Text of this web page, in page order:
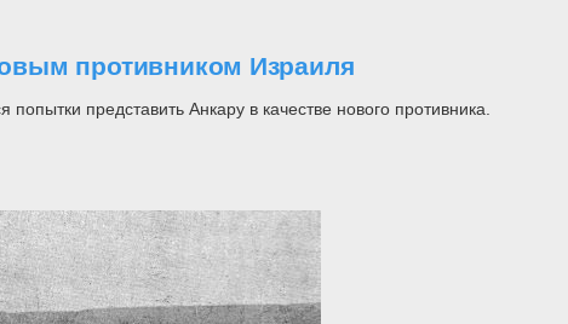
противником Израиля
представить Анкару в качестве нового противника.